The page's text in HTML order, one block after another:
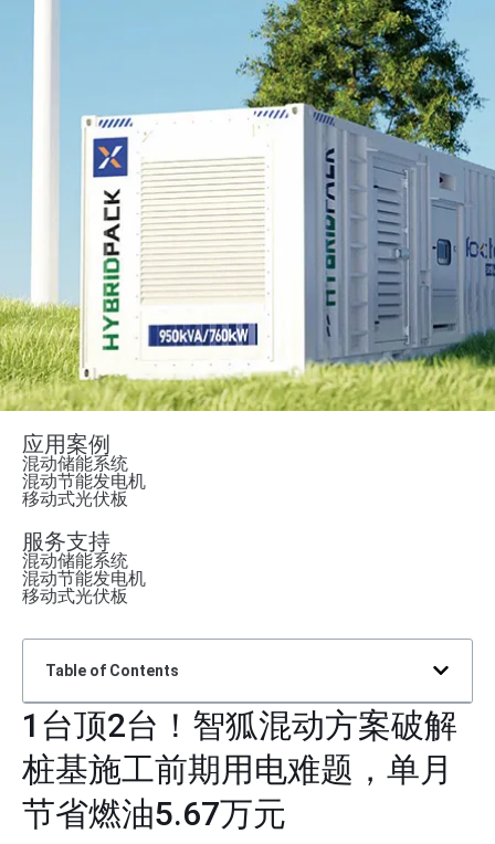
应用案例
混动储能系统
混动节能发电机
移动式光伏板
服务支持
混动储能系统
混动节能发电机
移动式光伏板
Table of Contents
1台顶2台！智狐混动方案破解
桩基施工前期用电难题，单月
节省燃油5.67万元